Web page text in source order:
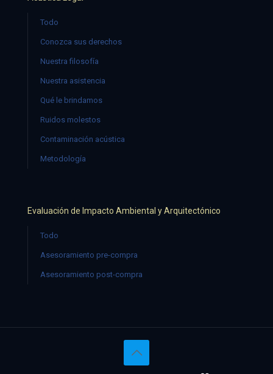
Todo
Conozca sus derechos
Nuestra filosofía
Nuestra asistencia
Qué le brindamos
Ruidos molestos
Contaminación acústica
Metodología
Evaluación de Impacto Ambiental y Arquitectónico
Todo
Asesoramiento pre-compra
Asesoramiento post-compra